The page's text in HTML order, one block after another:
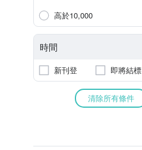
高於10,000
時間
新刊登 即將結標
清除所有條件